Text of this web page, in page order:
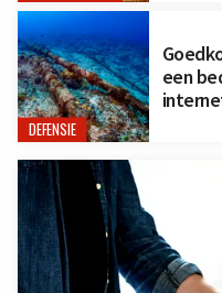
DEFENSIE
een